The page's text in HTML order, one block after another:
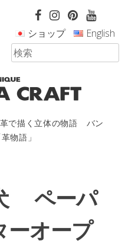
革で描く立体の物語 バン
物語」
ショップ English
ペーパ
ーオープ